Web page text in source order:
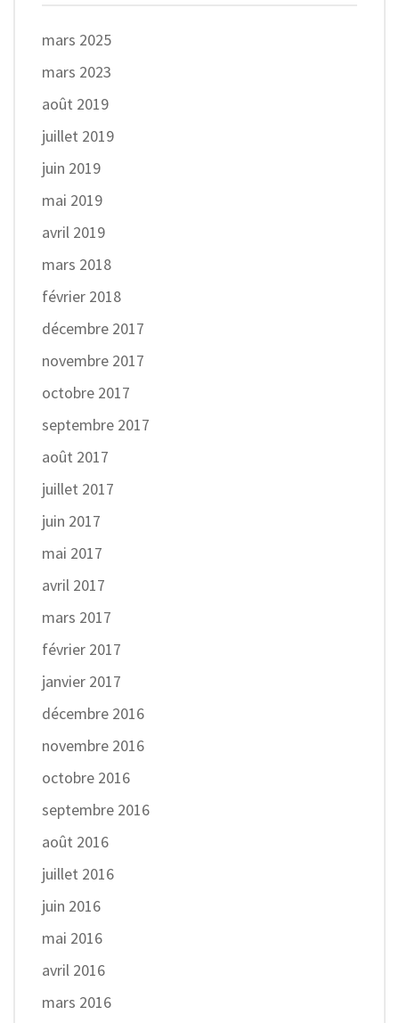
mars 2025
mars 2023
août 2019
juillet 2019
juin 2019
mai 2019
avril 2019
mars 2018
février 2018
décembre 2017
novembre 2017
octobre 2017
septembre 2017
août 2017
juillet 2017
juin 2017
mai 2017
avril 2017
mars 2017
février 2017
janvier 2017
décembre 2016
novembre 2016
octobre 2016
septembre 2016
août 2016
juillet 2016
juin 2016
mai 2016
avril 2016
mars 2016